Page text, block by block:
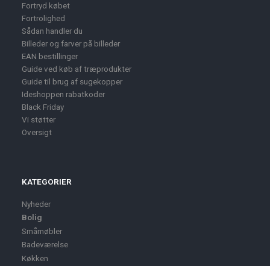
Fortryd købet
Fortrolighed
Sådan handler du
Billeder og farver på billeder
EAN bestillinger
Guide ved køb af træprodukter
Guide til brug af sugekopper
Ideshoppen rabatkoder
Black Friday
Vi støtter
Oversigt
KATEGORIER
Nyheder
Bolig
Småmøbler
Badeværelse
Køkken